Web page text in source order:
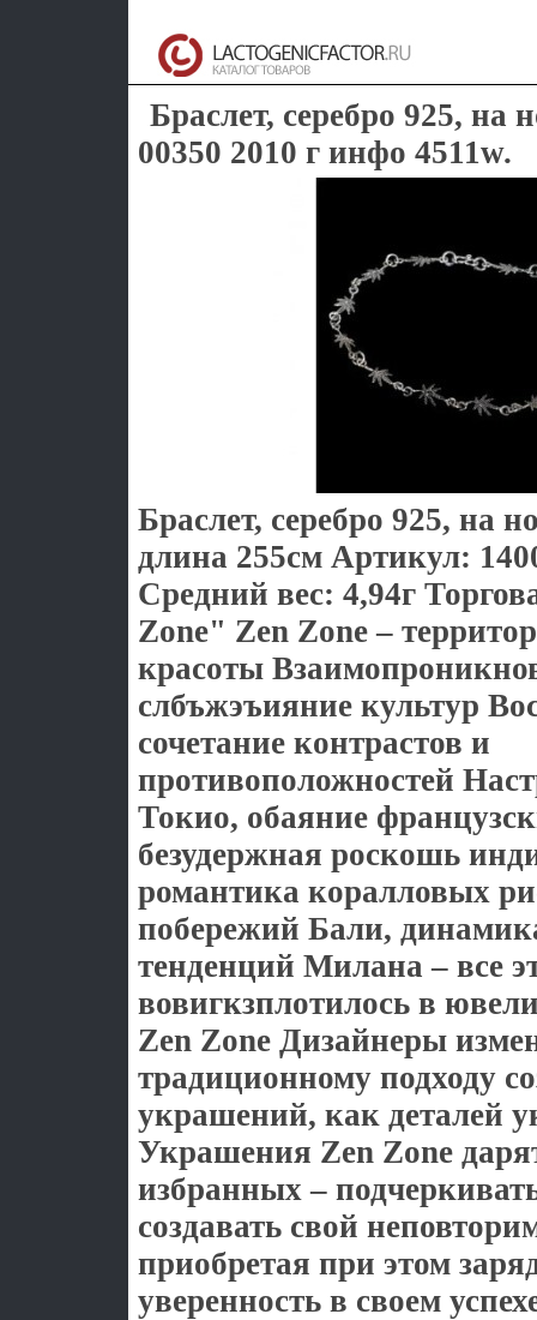
Браслет, серебро 925, на
00350 2010 г инфо 4511w.
Браслет, серебро 925, на
длина 255см Артикул:
Средний вес: 4,94г
Zone" Zen Zone –
красоты
слбъжэъияние культур
сочетание контрастов и
противоположностей
Токио, обаяние
безудержная роскошь
романтика коралловых
побережий Бали,
тенденций Милана – все
вовигкзплотилось в
Zen Zone Дизайнеры
традиционному подходу
украшений, как деталей
Украшения Zen Zone
избранных –
создавать свой
приобретая при этом
уверенность в своем